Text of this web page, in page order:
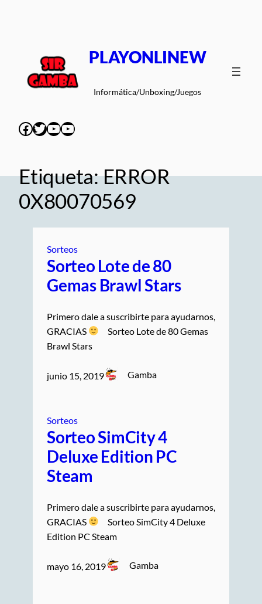
PLAYONLINEW
Informática/Unboxing/Juegos
Facebook
Twitter
YouTube
YouTube
Etiqueta:ERROR
0X80070569
Sorteos
Sorteo Lote de 80
Gemas Brawl Stars
Primero dale a suscribirte para ayudarnos,
GRACIAS
Sorteo Lote de 80 Gemas
Brawl Stars
junio 15, 2019 Gamba
Sorteos
Sorteo SimCity 4
Deluxe Edition PC
Steam
Primero dale a suscribirte para ayudarnos,
GRACIAS
Sorteo SimCity 4 Deluxe
Edition PC Steam
mayo 16, 2019 Gamba